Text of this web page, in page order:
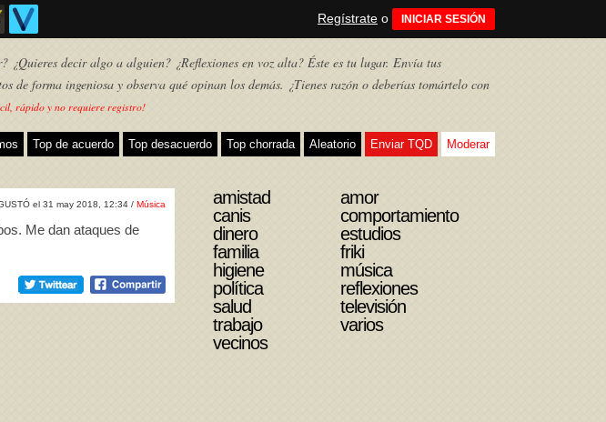
Regístrate o INICIAR SESIÓN
¿Quieres decir algo a alguien? ¿Reflexiones en voz alta? Éste es tu lugar. Envía tus
de forma ingeniosa y observa qué opinan los demás. ¿Tienes razón o deberías tomártelo con
rápido y no requiere registro!
Top de acuerdo Top desacuerdo Top chorrada Aleatorio Enviar TQD Moderar
el 31 may 2018, 12:34 / Música
Me dan ataques de
amistad
amor
canis
comportamiento
dinero
estudios
familia
friki
higiene
música
política
reflexiones
salud
televisión
trabajo
varios
vecinos